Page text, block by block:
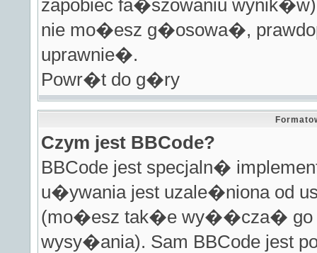
zapobiec fa�szowaniu
nie mo�esz g�osowa�,
uprawnie�.
Powr�t do g�ry
Czym jest BBCode?
BBCode jest specjaln�
u�ywania jest uzale�niona od
(mo�esz tak�e wy��cza� go
wysy�ania). Sam BBCode jest